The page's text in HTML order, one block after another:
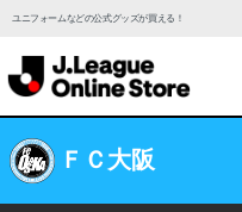
ユニフォームなどの公式グッズが買える！
ＦＣ大阪